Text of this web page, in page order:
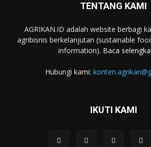
TENTANG KAMI
AGRIKAN.ID adalah website berbagi
agribisnis berkelanjutan (sustainable
information). Baca
Hubungi kami:
IKUTI KAMI